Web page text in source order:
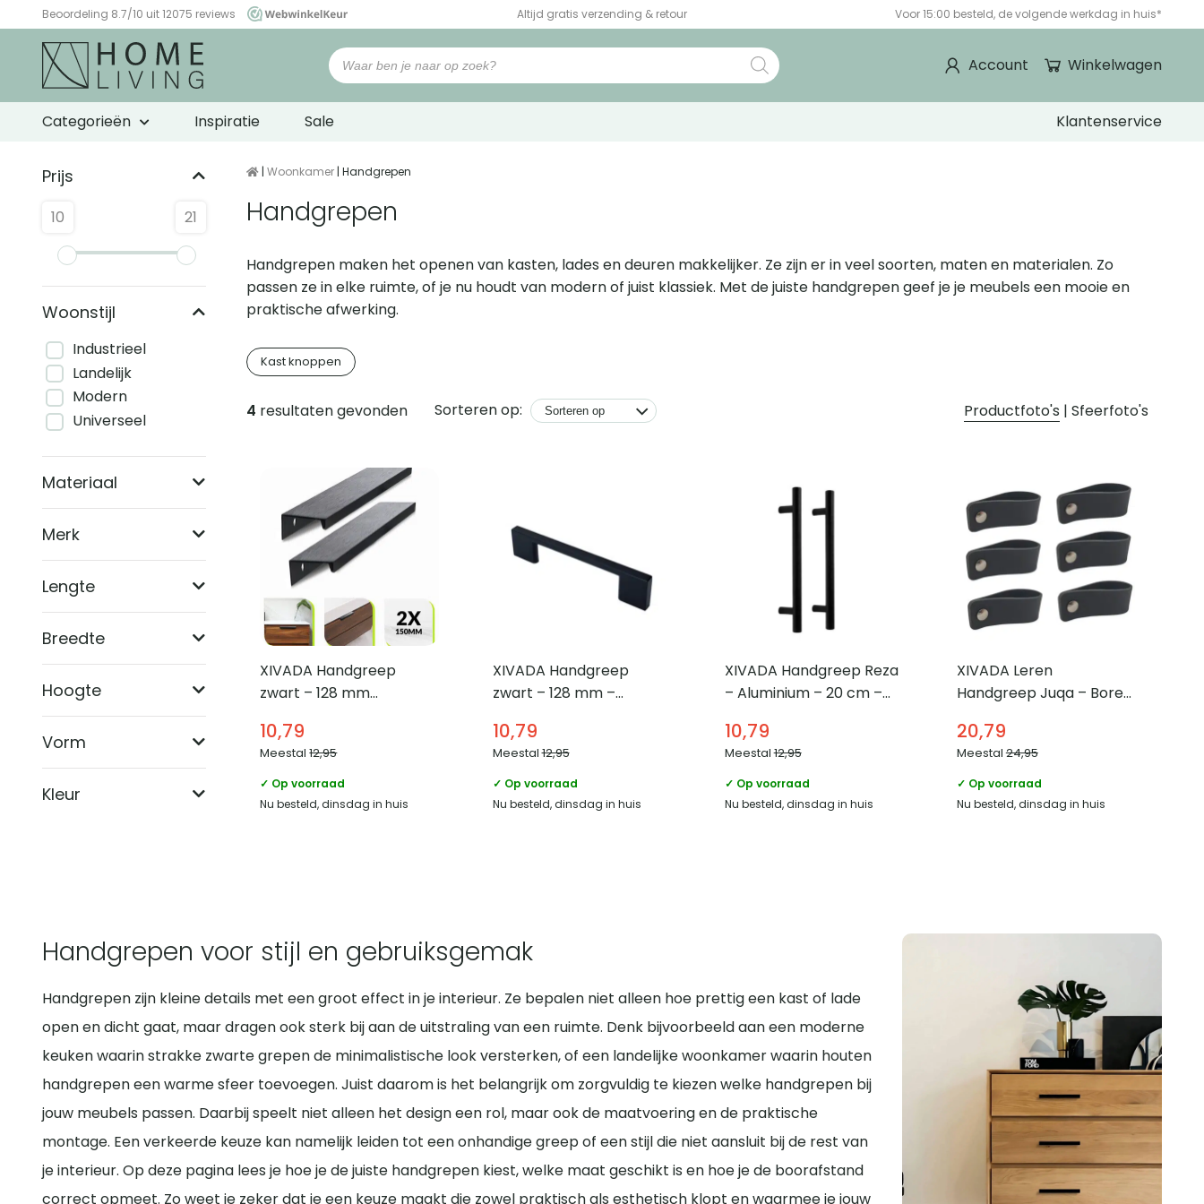
Beoordeling 8.7/10 uit 12075 reviews
WebwinkelKeur
Altijd gratis verzending & retour Voor 15:00 besteld, de volgende werkdag in huis*
Winkelwagen
Account
Categorieën Inspiratie Sale Klantenservice
|Woonkamer | Handgrepen
Handgrepen
Handgrepen maken het openen van kasten, lades en deuren makkelijker. Ze zijn er in veel soorten, maten en materialen. Zo
passen ze in elke ruimte, of je nu houdt van modern of juist klassiek. Met de juiste handgrepen geef je je meubels een mooie en
praktische afwerking.
Kast knoppen
Producten
4 resultaten gevonden Sorteren op: Productfoto's | Sfeerfoto's
XIVADA Handgreep
zwart – 128 mm
Meubelgreep – Set van 2
10,79
Meestal12,95
✓ Op voorraad
Nu besteld, dinsdag in huis
XIVADA Handgreep
zwart – 128 mm –
Meubelgreep – Set van 2
10,79
Meestal12,95
✓ Op voorraad
Nu besteld, dinsdag in huis
XIVADA Handgreep Reza
– Aluminium – 20 cm –
10,79
Meestal12,95
✓ Op voorraad
Nu besteld, dinsdag in huis
XIVADA Leren
Handgreep Juqa – Boren
6
20,79
Meestal24,95
✓ Op voorraad
Nu besteld, dinsdag in huis
Prijs
10 21
Woonstijl
Industrieel
Landelijk
Modern
Universeel
Materiaal
Merk
Lengte
Breedte
Hoogte
Vorm
Kleur
Handgrepen voor stijl en gebruiksgemak
Handgrepen zijn kleine details met een groot effect in je interieur. Ze bepalen niet alleen hoe prettig een kast of lade
open en dicht gaat, maar dragen ook sterk bij aan de uitstraling van een ruimte. Denk bijvoorbeeld aan een moderne
keuken waarin strakke zwarte grepen de minimalistische look versterken, of een landelijke woonkamer waarin houten
handgrepen een warme sfeer toevoegen. Juist daarom is het belangrijk om zorgvuldig te kiezen welke handgrepen bij
jouw meubels passen. Daarbij speelt niet alleen het design een rol, maar ook de maatvoering en de praktische
montage. Een verkeerde keuze kan namelijk leiden tot een onhandige greep of een stijl die niet aansluit bij de rest van
je interieur. Op deze pagina lees je hoe je de juiste handgrepen kiest, welke maat geschikt is en hoe je de boorafstand
correct opmeet. Zo weet je zeker dat je een keuze maakt die zowel praktisch als esthetisch klopt en waarmee je jouw